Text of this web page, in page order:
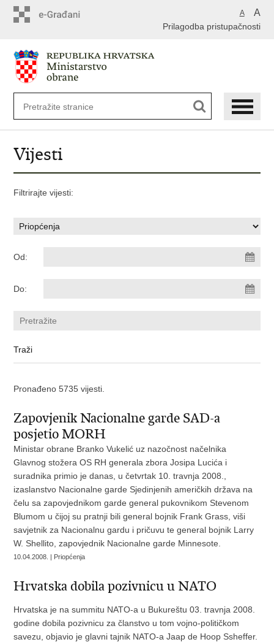
A A
Prilagodba pristupačnosti
Vijesti
Filtrirajte vijesti:
Od:
Do:
Pronađeno 5735 vijesti.
Zapovjenik Nacionalne garde SAD-a
posjetio MORH
Ministar obrane Branko Vukelić uz nazočnost načelnika
Glavnog stožera OS RH generala zbora Josipa Lucića i
suradnika primio je danas, u četvrtak 10. travnja 2008.,
izaslanstvo Nacionalne garde Sjedinjenih američkih država na
čelu sa zapovjednikom garde general pukovnikom Stevenom
Blumom u čijoj su pratnji bili general bojnik Frank Grass, viši
savjetnik za Nacionalnu gardu i pričuvu te general bojnik Larry
W. Shellito, zapovjednik Nacionalne garde Minnesote.
10.04.2008. | Priopćenja
Hrvatska dobila pozivnicu u NATO
Hrvatska je na summitu NATO-a u Bukureštu 03. travnja 2008.
godine dobila pozivnicu za članstvo u tom vojno-političkom
savezu, objavio je glavni tajnik NATO-a Jaap de Hoop Ssheffer.